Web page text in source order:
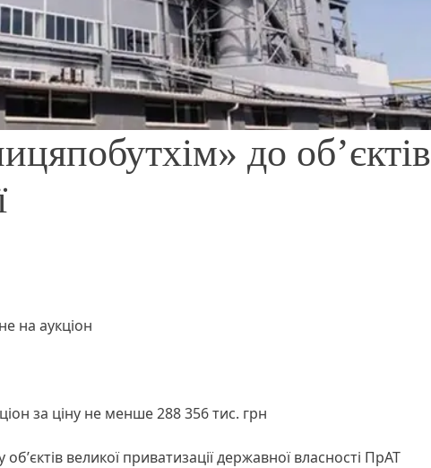
до об’єктів
на аукціон
за ціну не менше 288 356 тис. грн
великої приватизації державної власності ПрАТ